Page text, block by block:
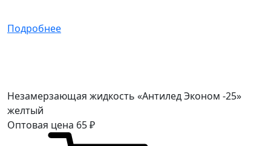
Подробнее
Незамерзающая жидкость «Антилед Эконом -25»
желтый
Оптовая цена 65₽